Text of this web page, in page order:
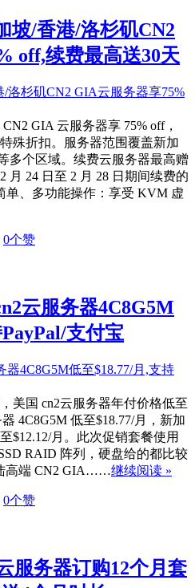
坡/香港/洛杉矶CN2
off,续费最高送30天
GIA 云服务器享 75% off，
殊折扣。服务器范围覆盖新加
多个区域。续费云服务器最高赠
月 24 日至 2 月 28 日期间续费的
单、多功能操作：享受 KVM 虚
0个赞
云服务器4C8G5M
支付宝
美国 cn2云服务器年付价格低至
4C8G5M 低至$18.77/月，新加
$12.12/月。此次促销套餐使用
RAID 阵列，硬盘给的都比较
高端 CN2 GIA……继续阅读 »
0个赞
服务器订购12个月套